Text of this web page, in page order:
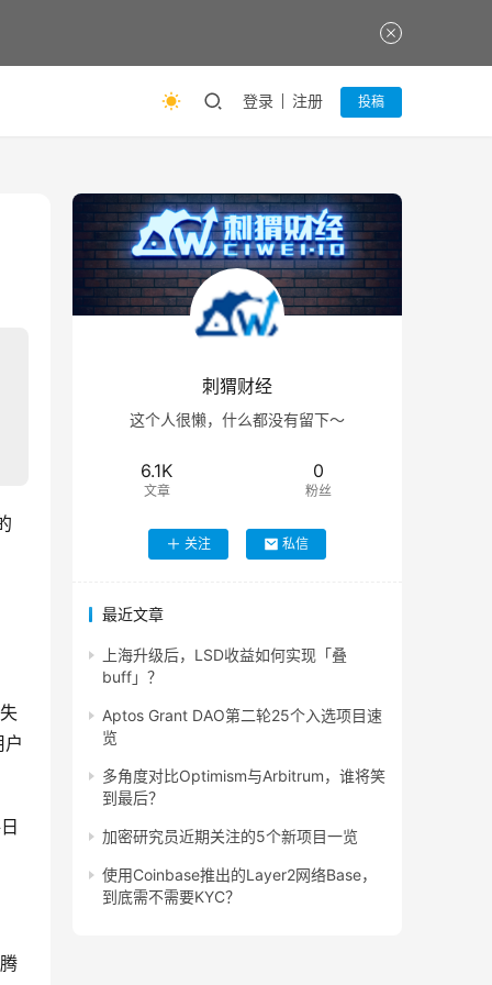
登录 注册 投稿
刺猬财经
这个人很懒，什么都没有留下～
6.1K
文章
0
粉丝
关注 私信
最近文章
上海升级后，LSD收益如何实现「叠
buff」？
Aptos Grant DAO第二轮25个入选项目速
览
多角度对比Optimism与Arbitrum，谁将笑
到最后？
加密研究员近期关注的5个新项目一览
使用Coinbase推出的Layer2网络Base，
到底需不需要KYC？